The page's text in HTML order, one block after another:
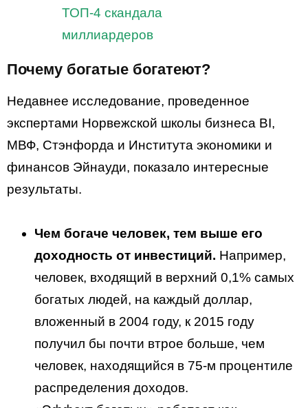
ТОП-4 скандала
миллиардеров
Почему богатые богатеют?
Недавнее исследование, проведенное
экспертами Норвежской школы бизнеса BI,
МВФ, Стэнфорда и Института экономики и
финансов Эйнауди, показало интересные
результаты.
Чем богаче человек, тем выше его
доходность от инвестиций. Например,
человек, входящий в верхний 0,1% самых
богатых людей, на каждый доллар,
вложенный в 2004 году, к 2015 году
получил бы почти втрое больше, чем
человек, находящийся в 75-м процентиле
распределения доходов.